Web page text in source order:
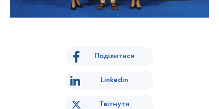
Поділитися
Linkedin
Твітнути